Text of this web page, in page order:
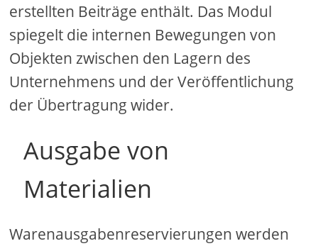
erstellten Beiträge enthält. Das Modul
spiegelt die internen Bewegungen von
Objekten zwischen den Lagern des
Unternehmens und der Veröffentlichung
der Übertragung wider.
Ausgabe von
Materialien
Warenausgabenreservierungen werden